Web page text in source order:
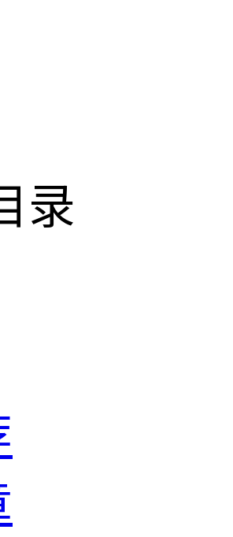
录